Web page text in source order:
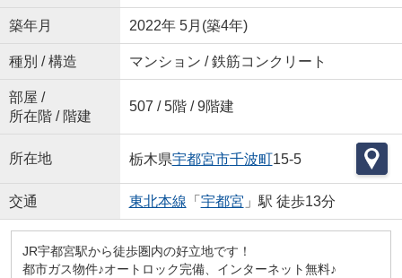
築年月 2022年 5月(築4年)
種別 / 構造 マンション / 鉄筋コンクリート
部屋 /
所在階 / 階建
507 / 5階 / 9階建
所在地 栃木県宇都宮市千波町15-5
交通 東北本線 「 宇都宮 」駅 徒歩13分
JR宇都宮駅から徒歩圏内の好立地です！
都市ガス物件♪オートロック完備、インターネット無料♪